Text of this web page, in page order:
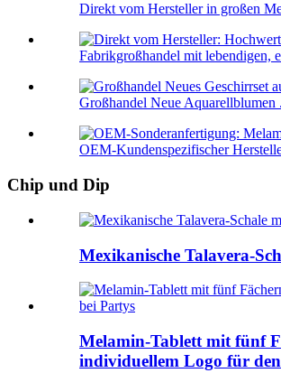
Direkt vom Hersteller in großen
Fabrikgroßhandel mit lebendigen,
Großhandel Neue Aquarellblumen
OEM-Kundenspezifischer
Chip und Dip
Mexikanische Talavera-
Melamin-Tablett mit fünf
individuellem Logo für